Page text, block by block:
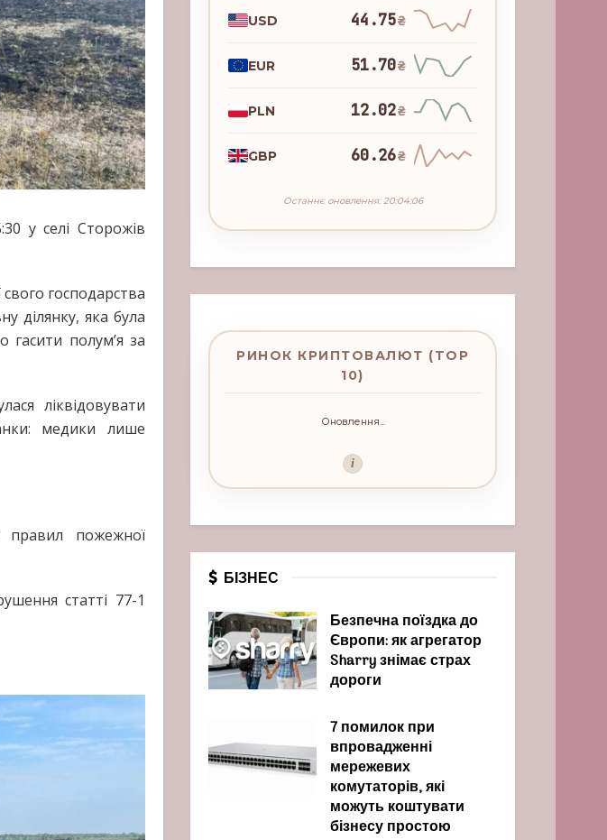
у селі Сторожів
господарства
ділянку, яка була
гасити полум’я за
ліквідовувати
медики лише
правил пожежної
статті 77-1
USD 44.75₴
EUR 51.70₴
PLN 12.02₴
GBP 60.26₴
Останнє оновлення: 20:04:06
РИНОК КРИПТОВАЛЮТ (TOP
10)
Оновлення...
i
БІЗНЕС
Безпечна поїздка до
Європи: як агрегатор
Sharry знімає страх
дороги
7 помилок при
впровадженні
мережевих
комутаторів, які
можуть коштувати
бізнесу простою